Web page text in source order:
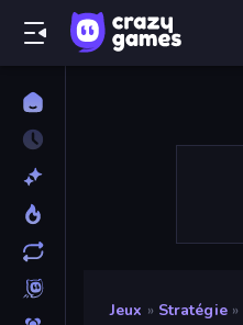
Jeux » Stratégie »